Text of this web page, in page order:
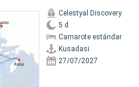
Celestyal Discovery
5 d
Camarote estándar
Kusadasi
27/07/2027